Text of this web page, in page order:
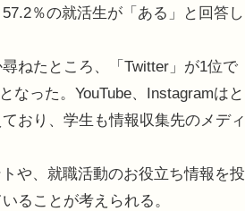
％の就活生が「ある」と回答し
ねたところ、「Twitter」が1位で
なった。YouTube、Instagramはと
おり、学生も情報収集先のメディ
や、就職活動のお役立ち情報を投
ることが考えられる。